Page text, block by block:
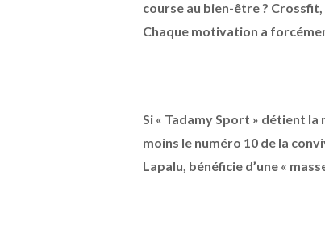
course au bien-être ?
Chaque motivation a
Si « Tadamy Sport » détient la
moins le numéro 10 de la
Lapalu, bénéficie d’une «